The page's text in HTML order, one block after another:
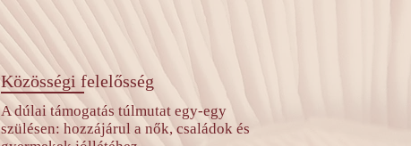
Közösségi felelősség
A dúlai támogatás túlmutat egy-egy
szülésen: hozzájárul a nők, családok és